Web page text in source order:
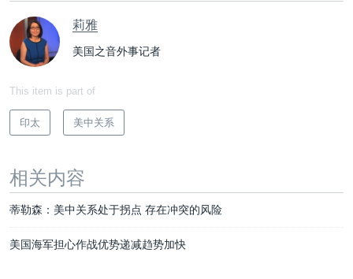
莉雅
美国之音外事记者
This item is part of
印太 美中关系
相关内容
蒂勒森：美中关系处于拐点 存在冲突的风险
美国海军担心作战优势递减趋势加快